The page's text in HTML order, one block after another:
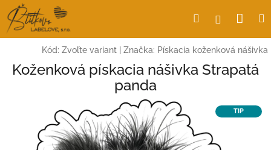
Prejsť
na
obsah
Hľadať
Kód: Zvoľte variant Značka: Pískacia koženková nášivka
Koženková pískacia nášivka Strapatá
panda
TIP